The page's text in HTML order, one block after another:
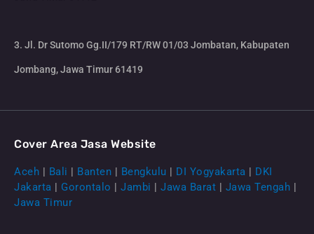
3. Jl. Dr Sutomo Gg.II/179 RT/RW 01/03 Jombatan, Kabupaten
Jombang, Jawa Timur 61419
Cover Area Jasa Website
Aceh | Bali | Banten | Bengkulu | DI Yogyakarta | DKI
Jakarta | Gorontalo | Jambi | Jawa Barat | Jawa Tengah |
Jawa Timur